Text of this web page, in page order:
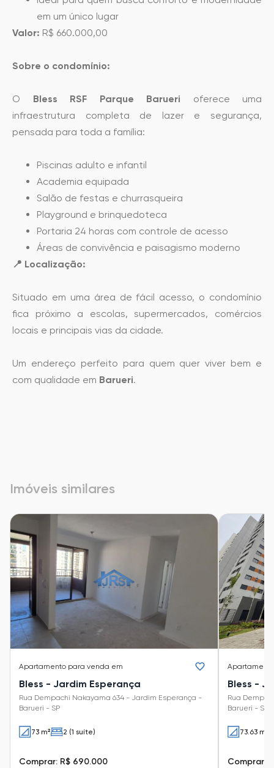
em um único lugar
Valor: R$ 660.000,00
Sobre o condomínio:
O Bless RSF Parque Barueri oferece uma
infraestrutura completa de lazer e segurança,
pensada para toda a família:
Piscinas adulto e infantil
Academia equipada
Salão de festas e churrasqueira
Playground e brinquedoteca
Portaria 24 horas com controle de acesso
Áreas de convivência e paisagismo moderno
📍 Localização:
Situado em uma área de fácil acesso, o condomínio
fica próximo a escolas, supermercados, comércios
locais e principais vias da cidade.
Um endereço perfeito para quem quer viver bem e
com qualidade em Barueri.
Imóveis similares
Apartamento para venda em
Bless - Jardim Esperança
Rua Dempachi Nakayama 634 - Jardim Esperança -
Barueri - SP
73 m² 2 (1 suíte)
Comprar: R$ 690.000
Bless -
Rua
Barueri - SP
73.63 m²
Comprar: